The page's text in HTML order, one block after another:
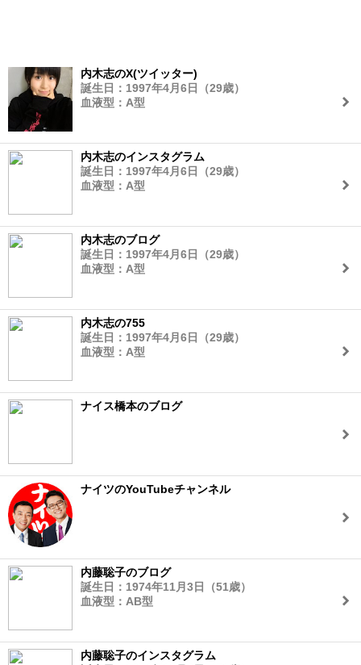
内木志のX(ツイッター)
誕生日：1997年4月6日（29歳）
血液型：A型
内木志のインスタグラム
誕生日：1997年4月6日（29歳）
血液型：A型
内木志のブログ
誕生日：1997年4月6日（29歳）
血液型：A型
内木志の755
誕生日：1997年4月6日（29歳）
血液型：A型
ナイス橋本のブログ
ナイツのYouTubeチャンネル
内藤聡子のブログ
誕生日：1974年11月3日（51歳）
血液型：AB型
内藤聡子のインスタグラム